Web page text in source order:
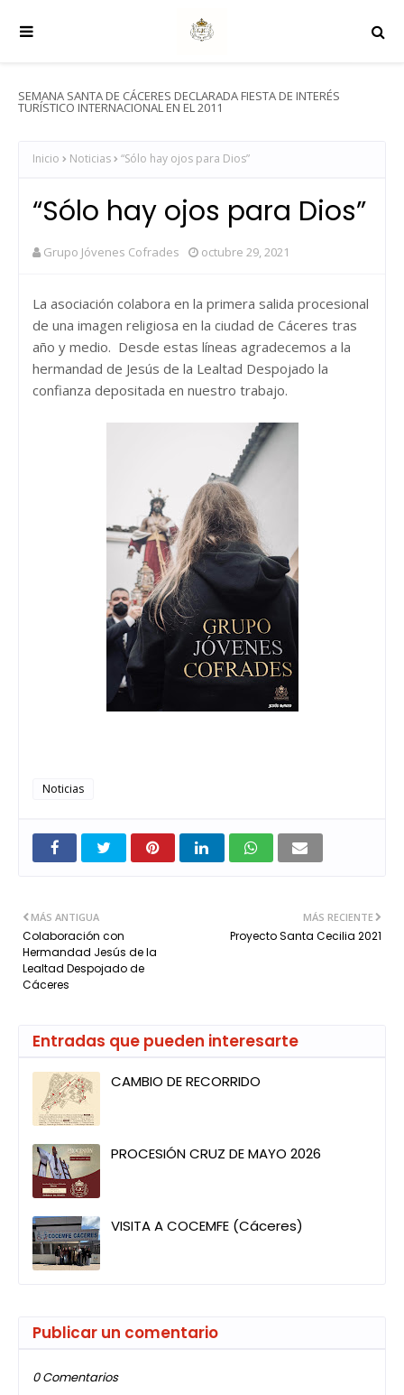
SEMANA SANTA DE CÁCERES DECLARADA FIESTA DE INTERÉS
TURÍSTICO INTERNACIONAL EN EL 2011
Inicio Noticias “Sólo hay ojos para Dios”
“Sólo hay ojos para Dios”
Grupo Jóvenes Cofrades octubre 29, 2021
La asociación colabora en la primera salida procesional
de una imagen religiosa en la ciudad de Cáceres tras
año y medio. Desde estas líneas agradecemos a la
hermandad de Jesús de la Lealtad Despojado la
confianza depositada en nuestro trabajo.
Noticias
MÁS RECIENTE
Proyecto Santa Cecilia 2021
MÁS ANTIGUA
Colaboración con
Hermandad Jesús de la
Lealtad Despojado de
Cáceres
Entradas que pueden interesarte
CAMBIO DE RECORRIDO
PROCESIÓN CRUZ DE MAYO 2026
VISITA A COCEMFE (Cáceres)
Publicar un comentario
0 Comentarios